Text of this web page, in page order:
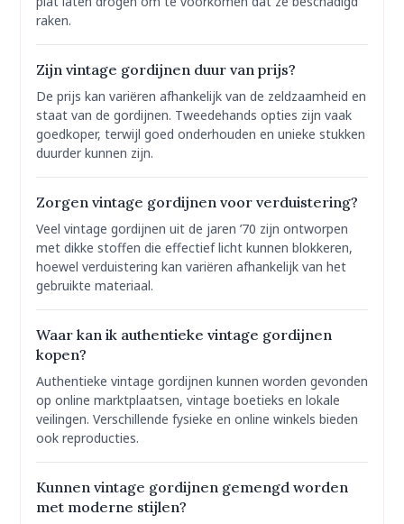
raken.
Zijn vintage gordijnen duur van prijs?
De prijs kan variëren afhankelijk van de zeldzaamheid en
staat van de gordijnen. Tweedehands opties zijn vaak
goedkoper, terwijl goed onderhouden en unieke stukken
duurder kunnen zijn.
Zorgen vintage gordijnen voor verduistering?
Veel vintage gordijnen uit de jaren ’70 zijn ontworpen
met dikke stoffen die effectief licht kunnen blokkeren,
hoewel verduistering kan variëren afhankelijk van het
gebruikte materiaal.
Waar kan ik authentieke vintage gordijnen
kopen?
Authentieke vintage gordijnen kunnen worden gevonden
op online marktplaatsen, vintage boetieks en lokale
veilingen. Verschillende fysieke en online winkels bieden
ook reproducties.
Kunnen vintage gordijnen gemengd worden
met moderne stijlen?